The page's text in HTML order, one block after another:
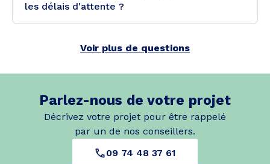
les délais d'attente ?
Voir plus de questions
Parlez-nous de votre projet
Décrivez votre projet pour être rappelé
par un de nos conseillers.
09 74 48 37 61